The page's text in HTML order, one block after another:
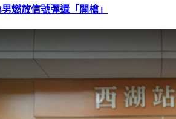
燃放信號彈還「開槍」